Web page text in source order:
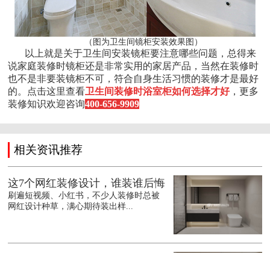
（图为卫生间镜柜安装效果图）
以上就是关于卫生间安装镜柜要注意哪些问题，总得来
说家庭装修时镜柜还是非常实用的家居产品，当然在装修时
也不是非要装镜柜不可，符合自身生活习惯的装修才是最好
的。点击这里查看卫生间装修时浴室柜如何选择才好，更多
装修知识欢迎咨询400-656-9909
相关资讯推荐
这7个网红装修设计，谁装谁后悔
刷遍短视频、小红书，不少人装修时总被
网红设计种草，满心期待装出样...